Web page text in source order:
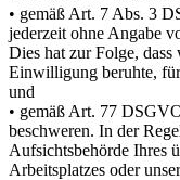
• gemäß Art. 7 Abs. 3
jederzeit ohne Angabe
Dies hat zur Folge,
Einwilligung beruhte,
und
• gemäß Art. 77
beschweren. In der
Aufsichtsbehörde Ihres
Arbeitsplatzes oder